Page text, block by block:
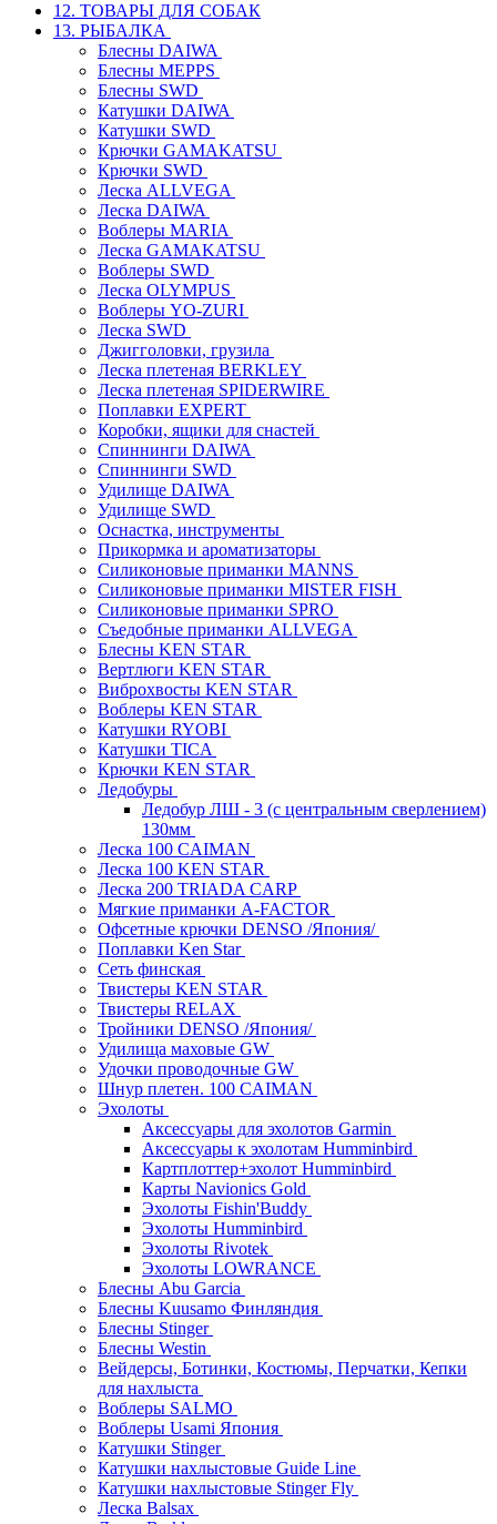
12. ТОВАРЫ ДЛЯ СОБАК
13. РЫБАЛКА
Блесны DAIWA
Блесны MEPPS
Блесны SWD
Катушки DAIWA
Катушки SWD
Крючки GAMAKATSU
Крючки SWD
Леска ALLVEGA
Леска DAIWA
Воблеры MARIA
Леска GAMAKATSU
Воблеры SWD
Леска OLYMPUS
Воблеры YO-ZURI
Леска SWD
Джигголовки, грузила
Леска плетеная BERKLEY
Леска плетеная SPIDERWIRE
Поплавки EXPERT
Коробки, ящики для снастей
Спиннинги DAIWA
Спиннинги SWD
Удилище DAIWA
Удилище SWD
Оснастка, инструменты
Прикормка и ароматизаторы
Силиконовые приманки MANNS
Силиконовые приманки MISTER FISH
Силиконовые приманки SPRO
Съедобные приманки ALLVEGA
Блесны KEN STAR
Вертлюги KEN STAR
Виброхвосты KEN STAR
Воблеры KEN STAR
Катушки RYOBI
Катушки TICA
Крючки KEN STAR
Ледобуры
Ледобур ЛШ - 3 (с центральным сверлением)
130мм
Леска 100 CAIMAN
Леска 100 KEN STAR
Леска 200 TRIADA CARP
Мягкие приманки A-FACTOR
Офсетные крючки DENSO /Япония/
Поплавки Ken Star
Сеть финская
Твистеры KEN STAR
Твистеры RELAX
Тройники DENSO /Япония/
Удилища маховые GW
Удочки проводочные GW
Шнур плетен. 100 CAIMAN
Эхолоты
Аксессуары для эхолотов Garmin
Аксессуары к эхолотам Humminbird
Картплоттер+эхолот Humminbird
Карты Navionics Gold
Эхолоты Fishin'Buddy
Эхолоты Humminbird
Эхолоты Rivotek
Эхолоты LOWRANCE
Блесны Abu Garcia
Блесны Kuusamo Финляндия
Блесны Stinger
Блесны Westin
Вейдерсы, Ботинки, Костюмы, Перчатки, Кепки
для нахлыста
Воблеры SALMO
Воблеры Usami Япония
Катушки Stinger
Катушки нахлыстовые Guide Line
Катушки нахлыстовые Stinger Fly
Леска Balsax